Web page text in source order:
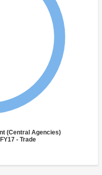
(Central Agencies)
FY17 - Trade